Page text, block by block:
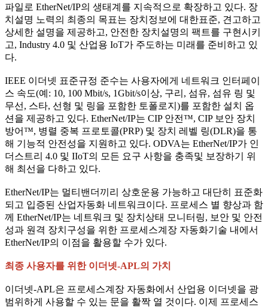
파일로 EtherNet/IP의 생태계를 지속적으로 확장하고 있다. 장
치설명 노력의 최종의 목표는 장치정보에 대한표준, 견고하고
상세한 설명을 제공하고, 안전한 장치설명의 팩트를 구현시키
고, Industry 4.0 및 산업용 IoT가 주도하는 미래를 준비하고 있
다.
IEEE 이더넷 표준규정 준수는 사용자에게 네트워크 인터페이
스 속도(예: 10, 100 Mbit/s, 1Gbit/s이상, 구리, 섬유, 섬유 링 및
무선, 스타, 선형 및 링을 포함한 토폴로지)를 포함한 설치 옵
션을 제공하고 있다. EtherNet/IP는 CIP 안전™, CIP 보안 장치
방어™, 병렬 중복 프로토콜(PRP) 및 장치 레벨 링(DLR)을 통
해 기능적 안전성을 지원하고 있다. ODVA는 EtherNet/IP가 인
더스트리 4.0 및 IIoT의 모든 요구 사항을 충족및 보장하기 위
해 최선을 다하고 있다.
EtherNet/IP는 멀티밴더끼리 상호운용 가능하고 대단히 표준화
되고 입증된 산업자동화 네트워크이다. 프로세스 별 향상과 함
께 EtherNet/IP는 네트워크 및 장치상태 모니터링, 보안 및 안전
성과 원격 장치구성을 위한 프로세스계장 자동화기술 내에서
EtherNet/IP의 이점을 활용할 수가 있다.
최종 사용자를 위한 이더넷-APL의 가치
이더넷-APL은 프로세스계장 자동화에서 산업용 이더넷을 광
범위하게 사용할 수 있는 문을 활짝 열 것이다. 이제 프로세스